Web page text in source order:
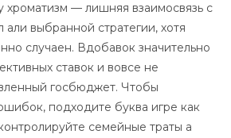
— лишняя взаимосвязь с
али выбранной стратегии, хотя
случаен. Вдобавок значительно
ставок и вовсе не
госбюджет. Чтобы
подходите буква игре как
семейные траты а